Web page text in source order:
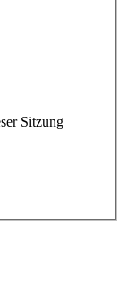
Sitzung